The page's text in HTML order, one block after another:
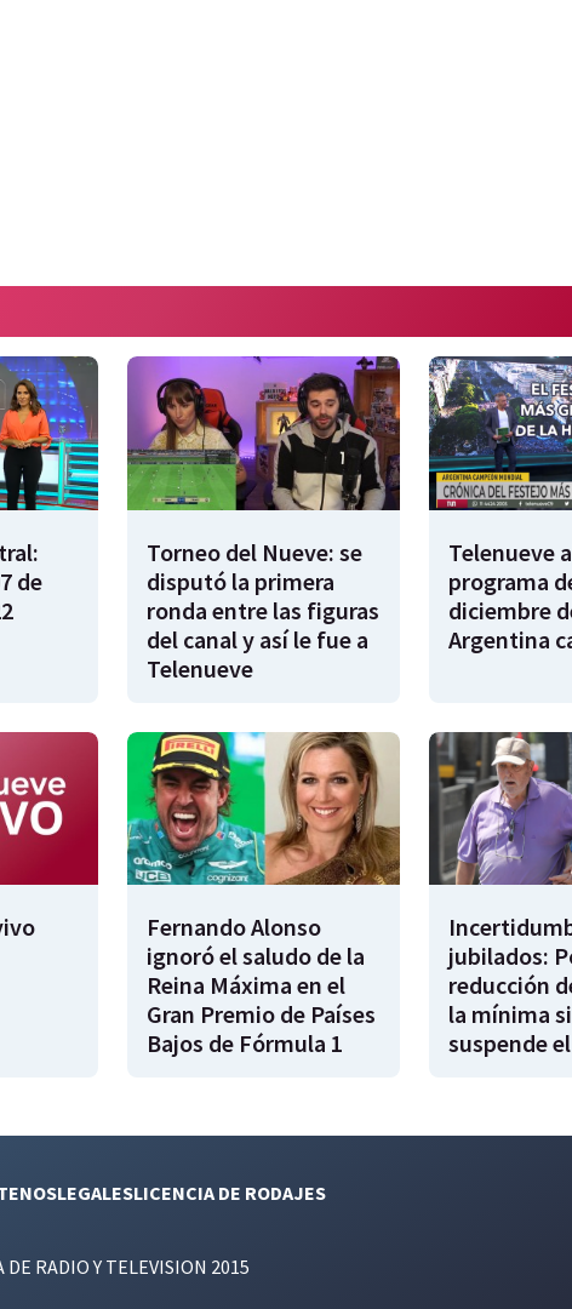
de
Torneo del Nueve: se
disputó la primera
ronda entre las figuras
del canal y así le fue a
Telenueve
Telenueve
programa
diciembre
Argentina
Fernando Alonso
ignoró el saludo de la
Reina Máxima en el
Gran Premio de Países
Bajos de Fórmula 1
jubilados:
reducción
la mínima
suspende
LEGALESLICENCIA DE RODAJES
RADIO Y TELEVISION 2015